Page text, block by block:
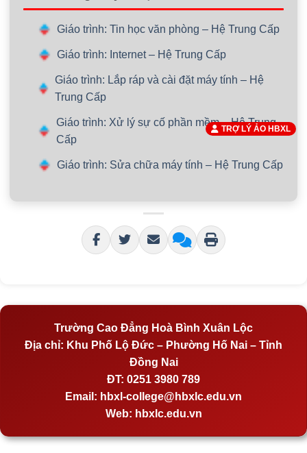
Giáo trình: Tin học văn phòng – Hệ Trung Cấp
Giáo trình: Internet – Hệ Trung Cấp
Giáo trình: Lắp ráp và cài đặt máy tính – Hệ
Trung Cấp
Giáo trình: Xử lý sự cố phần mềm – Hệ Trung
Cấp
Giáo trình: Sửa chữa máy tính – Hệ Trung Cấp
Trường Cao Đẳng Hoà Bình Xuân Lộc
Địa chỉ: Khu Phố Lộ Đức – Phường Hố Nai – Tỉnh
Đồng Nai
ĐT: 0251 3980 789
Email: hbxl-college@hbxlc.edu.vn
Web: hbxlc.edu.vn
TRỢ LÝ ẢO HBXL